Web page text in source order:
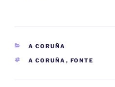
CATEGORÍAS
A CORUÑA
ETIQUETAS
A CORUÑA , FONTE